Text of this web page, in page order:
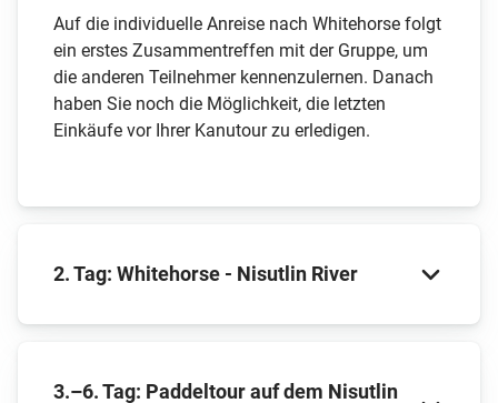
Auf die individuelle Anreise nach Whitehorse folgt
ein erstes Zusammentreffen mit der Gruppe, um
die anderen Teilnehmer kennenzulernen. Danach
haben Sie noch die Möglichkeit, die letzten
Einkäufe vor Ihrer Kanutour zu erledigen.
2. Tag: Whitehorse - Nisutlin River
3.–6. Tag: Paddeltour auf dem Nisutlin